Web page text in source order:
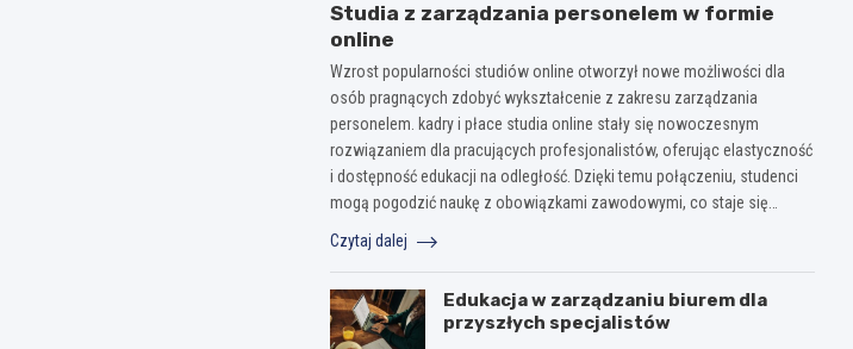
Studia z zarządzania personelem w formie
online
Wzrost popularności studiów online otworzył nowe możliwości dla
osób pragnących zdobyć wykształcenie z zakresu zarządzania
personelem. kadry i płace studia online stały się nowoczesnym
rozwiązaniem dla pracujących profesjonalistów, oferując elastyczność
i dostępność edukacji na odległość. Dzięki temu połączeniu, studenci
mogą pogodzić naukę z obowiązkami zawodowymi, co staje się…
Czytaj dalej
Edukacja w zarządzaniu biurem dla
przyszłych specjalistów